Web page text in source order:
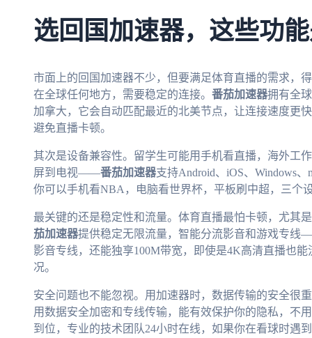
选回国加速器，这些功
市面上的回国加速器不少，但要满足体育直播的需求，
在全球任何地方，需要稳定的连接。 番茄加速器拥有全
加拿大，它会自动匹配最近的北美节点，让连接速度更
避免直播卡顿。
其次是设备兼容性。留学生可能用手机看直播，海外工
屏到电视——番茄加速器支持Android、iOS、Windows
你可以手机看NBA，电脑看世界杯，平板刷中超，三个
最关键的还是稳定性和流量。体育直播最怕卡顿，尤其
茄加速器提供稳定无限流量，智能分流影音和游戏专
影音专线，还能独享100M带宽，即使是4K高清直播也
况。
安全问题也不能忽视。用加速器时，数据传输的安全很
用数据安全加密和专线传输，能有效保护你的隐私，不
到位，专业的技术团队24小时在线，如果你在看球时遇